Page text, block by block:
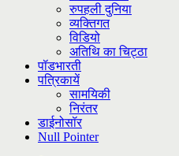
रुपहली दुनिया
व्यक्तिगत
विडियो
अतिथि का चिट्ठा
पॉडभारती
पत्रिकायें
सामयिकी
निरंतर
डाईनोसॉर
Null Pointer